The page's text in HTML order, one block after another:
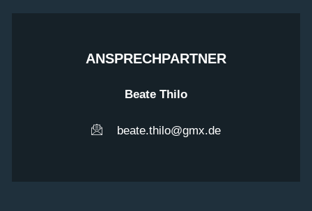
ANSPRECHPARTNER
Beate Thilo
beate.thilo@gmx.de